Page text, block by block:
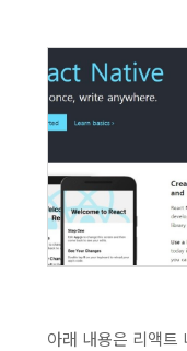
아래 내용은 리액트